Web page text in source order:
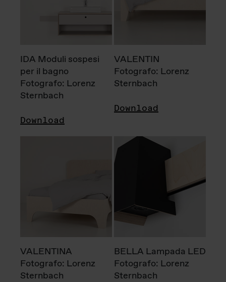
IDA Moduli sospesi
per il bagno
Fotografo: Lorenz
Sternbach
Download
VALENTIN
Fotografo: Lorenz
Sternbach
Download
VALENTINA
Fotografo: Lorenz
Sternbach
BELLA Lampada LED
Fotografo: Lorenz
Sternbach